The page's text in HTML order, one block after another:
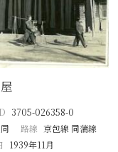
3705-026358-0
路線 京包線 同蒲線
1939年11月